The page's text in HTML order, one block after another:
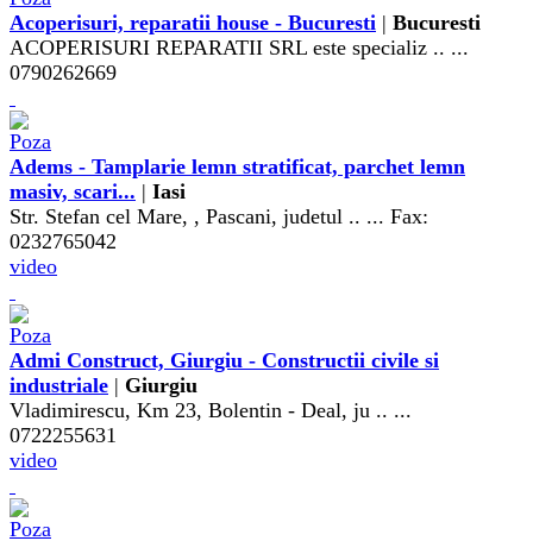
Acoperisuri, reparatii house - Bucuresti | Bucuresti
ACOPERISURI REPARATII SRL este specializ .. ...
0790262669
Adems - Tamplarie lemn stratificat, parchet lemn
masiv, scari... | Iasi
Str. Stefan cel Mare, , Pascani, judetul .. ... Fax:
0232765042
video
Admi Construct, Giurgiu - Constructii civile si
industriale | Giurgiu
Vladimirescu, Km 23, Bolentin - Deal, ju .. ...
0722255631
video